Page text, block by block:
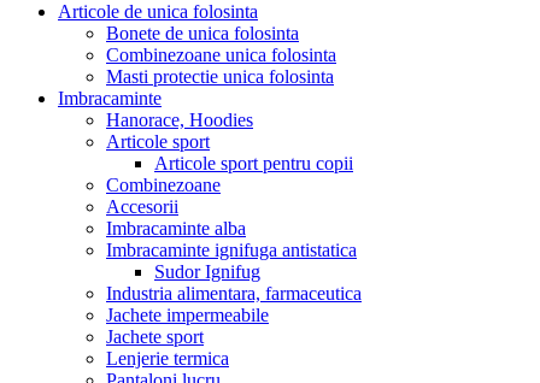
Articole de unica folosinta
Bonete de unica folosinta
Combinezoane unica folosinta
Masti protectie unica folosinta
Imbracaminte
Hanorace, Hoodies
Articole sport
Articole sport pentru copii
Combinezoane
Accesorii
Imbracaminte alba
Imbracaminte ignifuga antistatica
Sudor Ignifug
Industria alimentara, farmaceutica
Jachete impermeabile
Jachete sport
Lenjerie termica